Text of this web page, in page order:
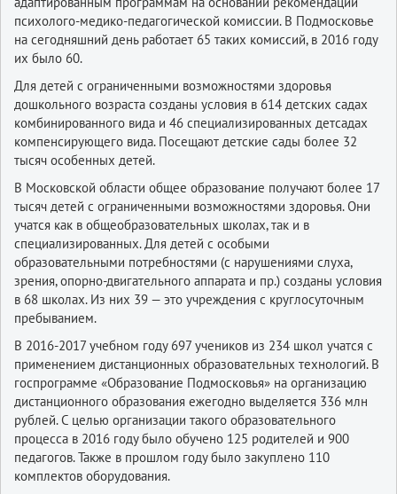
психолого-медико-педагогической комиссии. В Подмосковье
на сегодняшний день работает 65 таких комиссий, в 2016 году
их было 60.
Для детей с ограниченными возможностями здоровья
дошкольного возраста созданы условия в 614 детских садах
комбинированного вида и 46 специализированных детсадах
компенсирующего вида. Посещают детские сады более 32
тысяч особенных детей.
В Московской области общее образование получают более 17
тысяч детей с ограниченными возможностями здоровья. Они
учатся как в общеобразовательных школах, так и в
специализированных. Для детей с особыми
образовательными потребностями (с нарушениями слуха,
зрения, опорно-двигательного аппарата и пр.) созданы условия
в 68 школах. Из них 39 — это учреждения с круглосуточным
пребыванием.
В 2016-2017 учебном году 697 учеников из 234 школ учатся с
применением дистанционных образовательных технологий. В
госпрограмме «Образование Подмосковья» на организацию
дистанционного образования ежегодно выделяется 336 млн
рублей. С целью организации такого образовательного
процесса в 2016 году было обучено 125 родителей и 900
педагогов. Также в прошлом году было закуплено 110
комплектов оборудования.